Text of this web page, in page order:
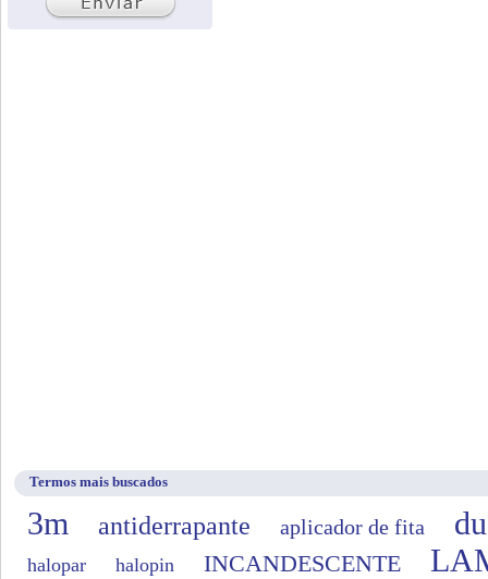
Termos mais buscados
3m antiderrapante aplicador de fita
halopar halopin INCANDESCENTE